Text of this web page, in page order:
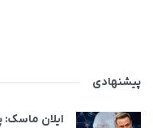
پیشنهادی